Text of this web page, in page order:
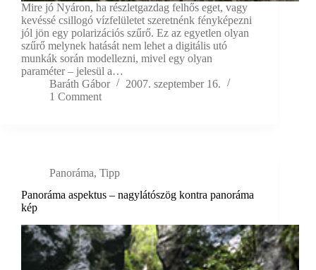
Mire jó Nyáron, ha részletgazdag felhős eget, vagy
kevéssé csillogó vízfelületet szeretnénk fényképezni
jól jön egy polarizációs szűrő. Ez az egyetlen olyan
szűrő melynek hatását nem lehet a digitális utó
munkák során modellezni, mivel egy olyan
paraméter – jelesül a…
Baráth Gábor
2007. szeptember 16.
1 Comment
Panoráma, Tipp
Panoráma aspektus – nagylátószög kontra panoráma
kép